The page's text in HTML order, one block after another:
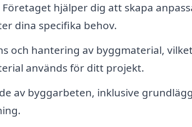
Företaget hjälper dig att skapa
dina specifika behov.
och hantering av byggmaterial,
används för ditt projekt.
av byggarbeten, inklusive